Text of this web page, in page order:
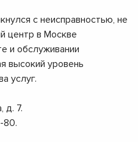
с неисправностью, не
центр в Москве
и обслуживании
высокий уровень
услуг.
д. 7.
80.